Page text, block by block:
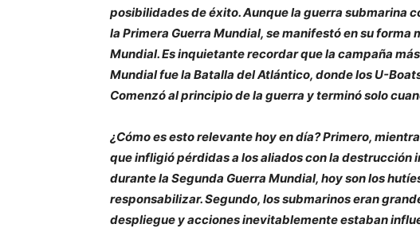
posibilidades de éxito. Aunque la guerra submarina
la Primera Guerra Mundial, se manifestó en su forma
Mundial. Es inquietante recordar que la campaña
Mundial fue la Batalla del Atlántico, donde los U-
Comenzó al principio de la guerra y terminó solo
¿Cómo es esto relevante hoy en día? Primero,
que infligió pérdidas a los aliados con la
durante la Segunda Guerra Mundial, hoy son los
responsabilizar. Segundo, los submarinos eran
despliegue y acciones inevitablemente estaban